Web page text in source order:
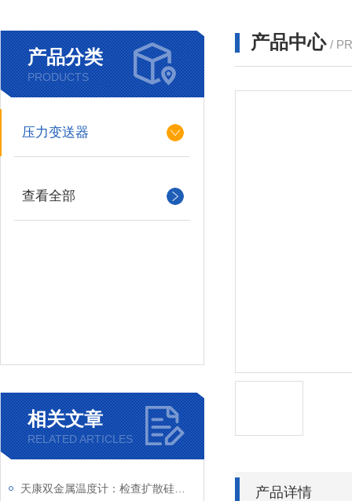
产品分类
PRODUCTS
压力变送器
查看全部
相关文章
RELATED ARTICLES
产品中心 /
产品详情